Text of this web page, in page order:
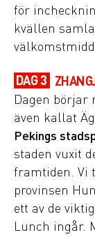
för
kvällen
DAG 3
Dagen börjar
även kallat
Pekings
staden vuxit
framtiden. Vi
provinsen
ett av de
Lunch ingår.